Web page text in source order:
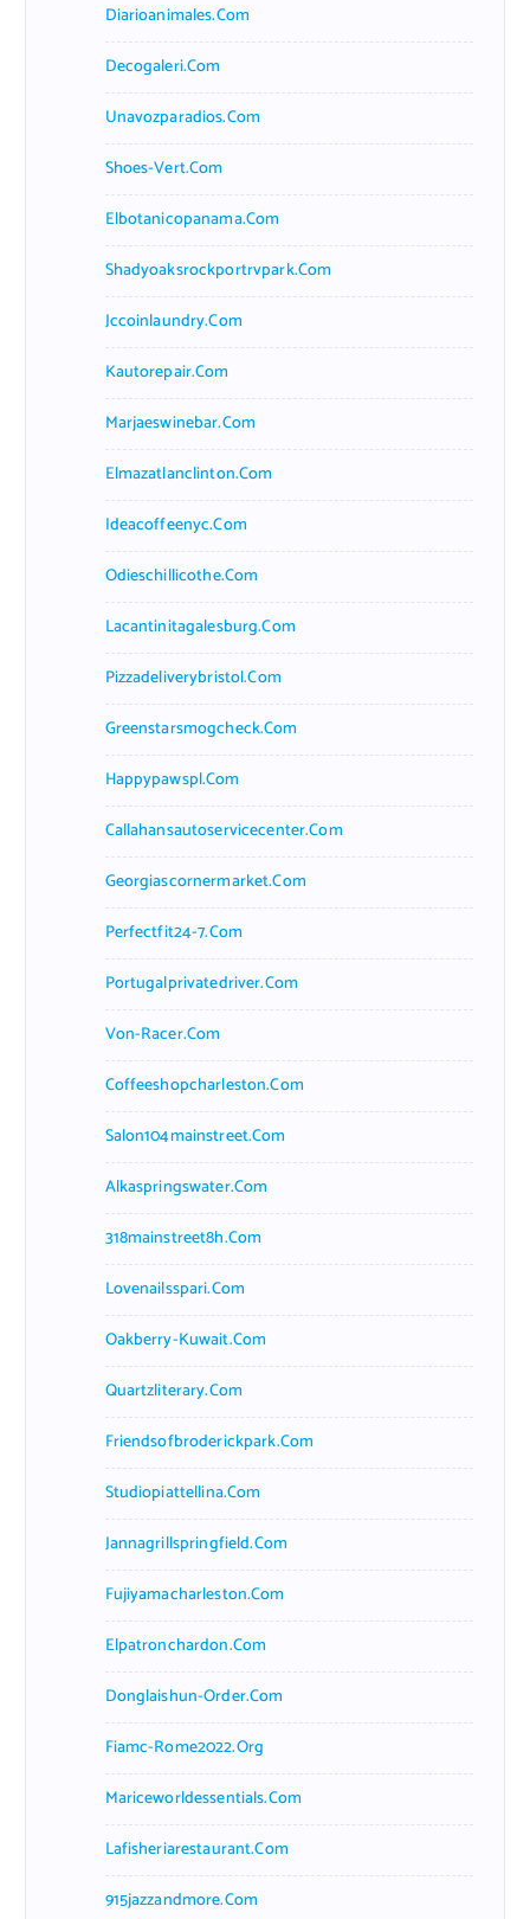
Diarioanimales.com
Decogaleri.com
Unavozparadios.com
Shoes-Vert.com
Elbotanicopanama.com
Shadyoaksrockportrvpark.com
Jccoinlaundry.com
Kautorepair.com
Marjaeswinebar.com
Elmazatlanclinton.com
Ideacoffeenyc.com
Odieschillicothe.com
Lacantinitagalesburg.com
Pizzadeliverybristol.com
Greenstarsmogcheck.com
Happypawspl.com
Callahansautoservicecenter.com
Georgiascornermarket.com
Perfectfit24-7.com
Portugalprivatedriver.com
Von-Racer.com
Coffeeshopcharleston.com
Salon104mainstreet.com
Alkaspringswater.com
318mainstreet8h.com
Lovenailsspari.com
Oakberry-Kuwait.com
Quartzliterary.com
Friendsofbroderickpark.com
Studiopiattellina.com
Jannagrillspringfield.com
Fujiyamacharleston.com
Elpatronchardon.com
Donglaishun-Order.com
Fiamc-Rome2022.org
Mariceworldessentials.com
Lafisheriarestaurant.com
915jazzandmore.com